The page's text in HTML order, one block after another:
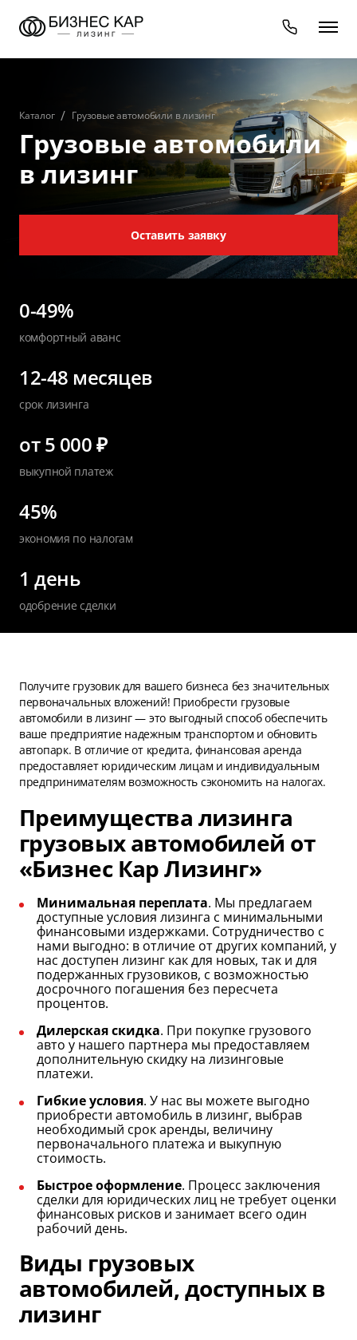
Каталог Грузовые автомобили в лизинг
Грузовые автомобили
в лизинг
Оставить заявку
0-49%
комфортный аванс
12-48 месяцев
срок лизинга
от 5 000 ₽
выкупной платеж
45%
экономия по налогам
1 день
одобрение сделки
Получите грузовик для вашего бизнеса без значительных
первоначальных вложений! Приобрести грузовые
автомобили в лизинг — это выгодный способ обеспечить
ваше предприятие надежным транспортом и обновить
автопарк. В отличие от кредита, финансовая аренда
предоставляет юридическим лицам и индивидуальным
предпринимателям возможность сэкономить на налогах.
Преимущества лизинга
грузовых автомобилей от
«Бизнес Кар Лизинг»
Минимальная переплата. Мы предлагаем
доступные условия лизинга с минимальными
финансовыми издержками. Сотрудничество с
нами выгодно: в отличие от других компаний, у
нас доступен лизинг как для новых, так и для
подержанных грузовиков, с возможностью
досрочного погашения без пересчета
процентов.
Дилерская скидка. При покупке грузового
авто у нашего партнера мы предоставляем
дополнительную скидку на лизинговые
платежи.
Гибкие условия. У нас вы можете выгодно
приобрести автомобиль в лизинг, выбрав
необходимый срок аренды, величину
первоначального платежа и выкупную
стоимость.
Быстрое оформление. Процесс заключения
сделки для юридических лиц не требует оценки
финансовых рисков и занимает всего один
рабочий день.
Виды грузовых
автомобилей, доступных в
лизинг